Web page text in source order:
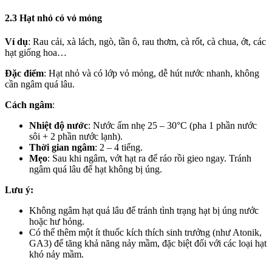
2.3 Hạt nhỏ có vỏ mỏng
Ví dụ: Rau cải, xà lách, ngò, tần ô, rau thơm, cà rốt, cà chua, ớt, các
hạt giống hoa…
Đặc điểm: Hạt nhỏ và có lớp vỏ mỏng, dễ hút nước nhanh, không
cần ngâm quá lâu.
Cách ngâm:
Nhiệt độ nước: Nước ấm nhẹ 25 – 30°C (pha 1 phần nước
sôi + 2 phần nước lạnh).
Thời gian ngâm: 2 – 4 tiếng.
Mẹo: Sau khi ngâm, vớt hạt ra để ráo rồi gieo ngay. Tránh
ngâm quá lâu để hạt không bị úng.
Lưu ý:
Không ngâm hạt quá lâu để tránh tình trạng hạt bị úng nước
hoặc hư hỏng.
Có thể thêm một ít thuốc kích thích sinh trưởng (như Atonik,
GA3) để tăng khả năng nảy mầm, đặc biệt đối với các loại hạt
khó nảy mầm.